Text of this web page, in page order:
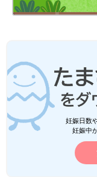
福岡県在住のイラス
我が子が薄毛という
→こちらから購入い
各種SNSで漫画やイ
よかったらフォロー
●ヨメさんが管理し
妊娠日数
妊娠中